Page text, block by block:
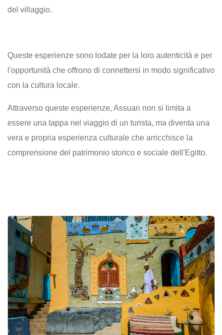
del villaggio.
Queste esperienze sono lodate per la loro autenticità e per
l'opportunità che offrono di connettersi in modo significativo
con la cultura locale.
Attraverso queste esperienze, Assuan non si limita a
essere una tappa nel viaggio di un turista, ma diventa una
vera e propria esperienza culturale che arricchisce la
comprensione del patrimonio storico e sociale dell'Egitto.